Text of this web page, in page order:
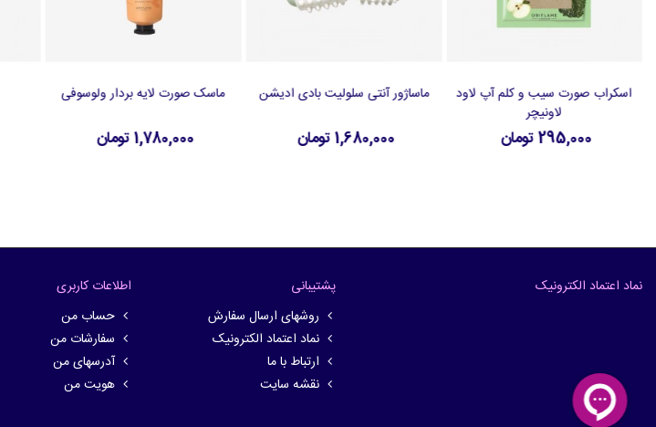
افزودن به سبد خرید
اسکراب صورت سیب و کلم آپ لاود
لاونیچر
295,000 تومان
افزودن به سبد خرید
ماساژور آنتی سلولیت بادی ادیشن
1,680,000 تومان
افزودن به سبد خرید
ماسک صورت لایه بردار ولوسوفی
1,780,000 تومان
نماد اعتماد الکترونیک
پشتیبانی
روشهای ارسال سفارش
نماد اعتماد الکترونیک
ارتباط با ما
نقشه سایت
اطلاعات کاربری
حساب من
سفارشات من
آدرسهای من
هویت من